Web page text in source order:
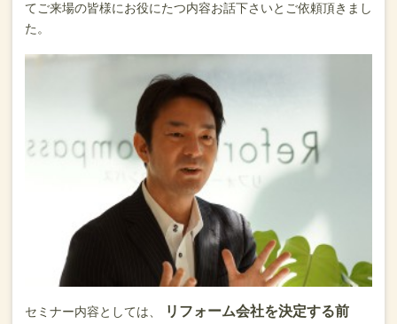
てご来場の皆様にお役にたつ内容お話下さいとご依頼頂きまし
た。
セミナー内容としては、
リフォーム会社を決定する前